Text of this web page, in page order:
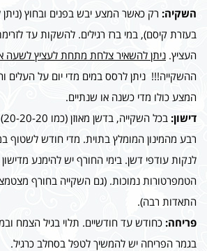
השקיה: רק כאשר המצע יבש בפנים ובחוץ
בעזרת קיסם), במי ברז רגילים. להשקות עד
העציץ. ניתן להשאיר צלחת מתחת לעציץ לשעה
ההשקייה!!! ניתן לרסס במים מדי יום על העלים
המצע כולו מדי כשנה או שנתיים.
דישון:
רבע מהמינון המומלץ בתוית. מדי חודש לשטוף
לנקות עודפי דשן. בימי החורף יש להימנע
הטמפרטורות נמוכות. (גם השקייה בחורף
התאדות רבה).
פריחה: כחודש עד חודשיים. תלוי בגיל הצמח
בגמר הפריחה יש להמשיך לטפל בסחלב כרגיל.